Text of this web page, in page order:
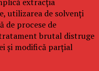
utilizarea de solvenți
de procese de
brutal distruge
și modifică parțial